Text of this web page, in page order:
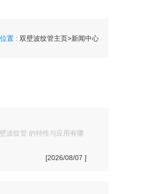
置 : 双壁波纹管主页>新闻中心
波纹管 的特性与应用有哪
[2026/08/07 ]